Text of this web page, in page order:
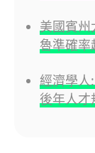
美國賓
魯準確
經濟學人
後年人